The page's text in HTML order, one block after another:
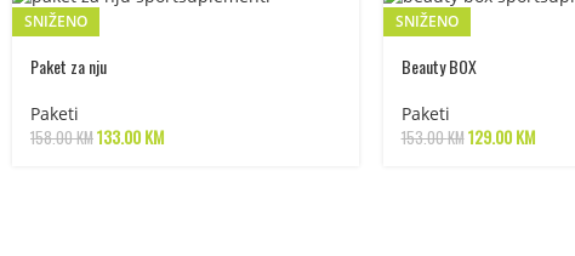
SNIŽENO
Paket za nju
Paketi
158.00KM133.00KM
SNIŽENO
Beauty BOX
Paketi
153.00KM129.00KM